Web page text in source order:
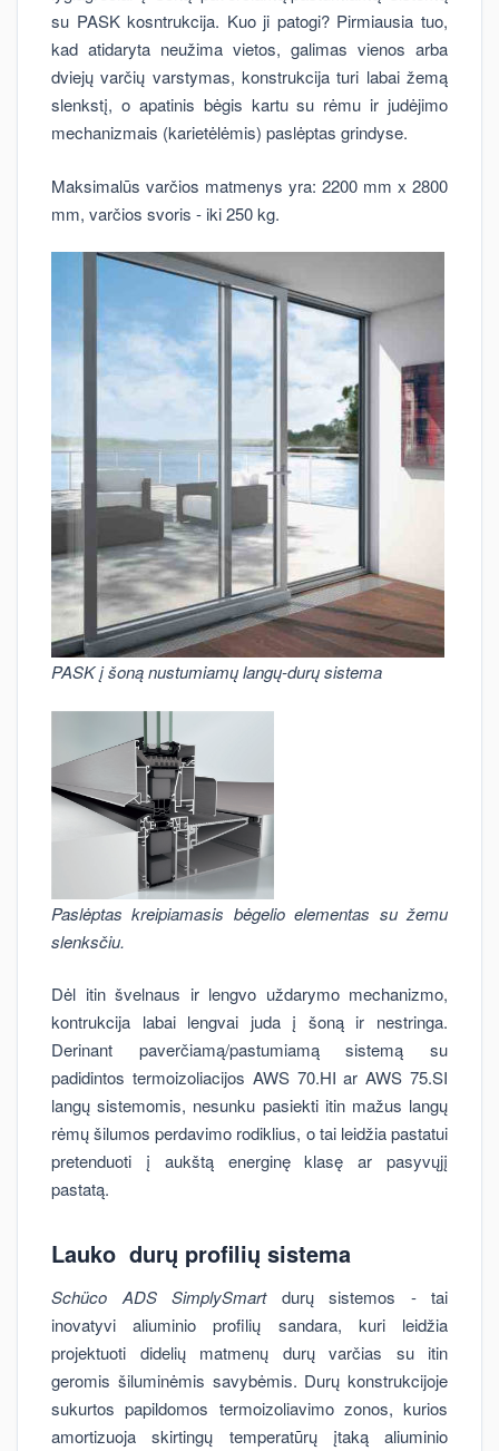
su PASK kosntrukcija. Kuo ji patogi? Pirmiausia tuo,
kad atidaryta neužima vietos, galimas vienos arba
dviejų varčių varstymas, konstrukcija turi labai žemą
slenkstį, o apatinis bėgis kartu su rėmu ir judėjimo
mechanizmais (karietėlėmis) paslėptas grindyse.
Maksimalūs varčios matmenys yra: 2200 mm x 2800
mm, varčios svoris - iki 250 kg.
PASK į šoną nustumiamų langų-durų sistema
Paslėptas kreipiamasis bėgelio elementas su žemu
slenksčiu.
Dėl itin švelnaus ir lengvo uždarymo mechanizmo,
kontrukcija labai lengvai juda į šoną ir nestringa.
Derinant paverčiamą/pastumiamą sistemą su
padidintos termoizoliacijos AWS 70.HI ar AWS 75.SI
langų sistemomis, nesunku pasiekti itin mažus langų
rėmų šilumos perdavimo rodiklius, o tai leidžia pastatui
pretenduoti į aukštą energinę klasę ar pasyvųjį
pastatą.
Lauko durų profilių sistema
Schüco ADS SimplySmart durų sistemos - tai
inovatyvi aliuminio profilių sandara, kuri leidžia
projektuoti didelių matmenų durų varčias su itin
geromis šiluminėmis savybėmis. Durų konstrukcijoje
sukurtos papildomos termoizoliavimo zonos, kurios
amortizuoja skirtingų temperatūrų įtaką aliuminio